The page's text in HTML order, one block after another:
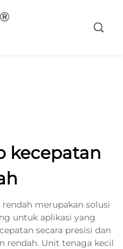
kecepatan
merupakan solusi
untuk aplikasi yang
secara presisi dan
rendah. Unit tenaga kecil